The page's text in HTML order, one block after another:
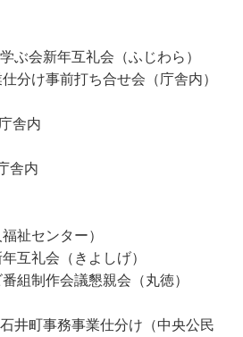
会新年互礼会（ふじわら）
分け事前打ち合せ会（庁舎内）
舎内
舎内
祉センター）
互礼会（きよしげ）
組制作会議懇親会（丸徳）
町事務事業仕分け（中央公民